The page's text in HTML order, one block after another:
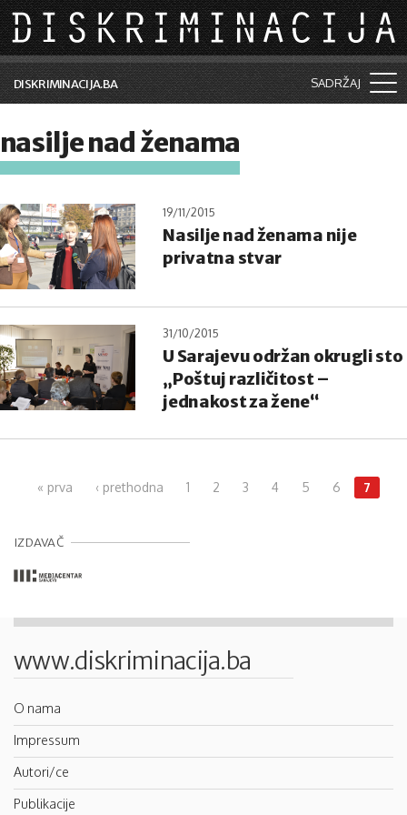
Skip to main content
DISKRIMINACIJA.BA SADRŽAJ
Vijesti i događaji
Kolumne
Lične priče
Saradnja sa medijima
Pretraga
nasilje nad ženama
19/11/2015
Nasilje nad ženama nije
privatna stvar
31/10/2015
U Sarajevu održan okrugli sto
„Poštuj različitost –
jednakost za žene“
« prva ‹ prethodna 1 2 3 4 5 6 7
IZDAVAČ
www.diskriminacija.ba
O nama
Impressum
Autori/ce
Publikacije